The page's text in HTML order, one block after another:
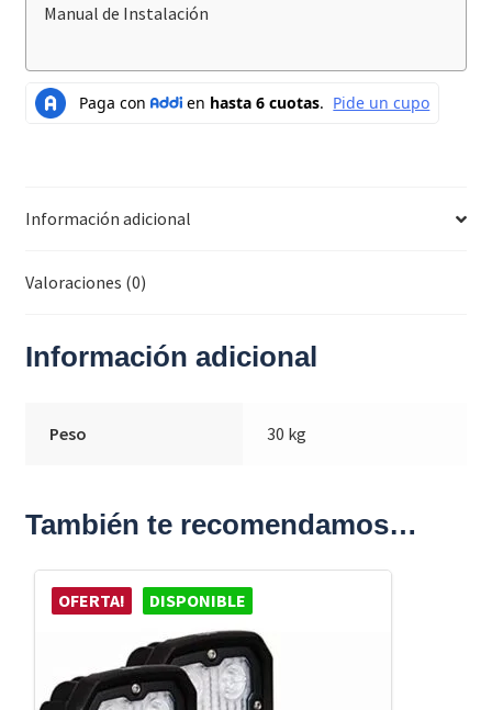
Manual de Instalación
Información adicional
Valoraciones (0)
Información adicional
Peso 30 kg
También te recomendamos…
OFERTA! DISPONIBLE